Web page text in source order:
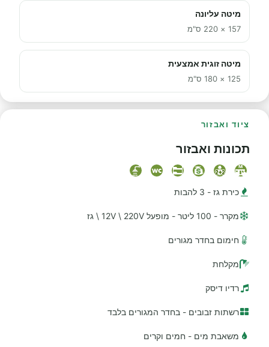
מיטה עליונה
157 × 220 ס"מ
מיטה זוגית אמצעית
125 × 180 ס"מ
ציוד ואבזור
תכונות ואבזור
כירת גז - 3 להבות
מקרר - 100 ליטר - מופעל 12V \ 220V \ גז
חימום בחדר מגורים
מקלחת
רדיו דיסק
רשתות זבובים - בחדר המגורים בלבד
משאבת מים - חמים וקרים